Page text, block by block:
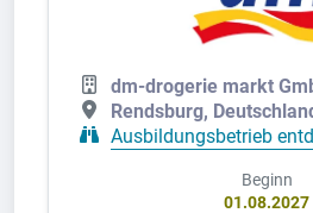
dm-drogerie markt
Rendsburg,
Ausbildungsbetrieb
Beginn
01.08.2027